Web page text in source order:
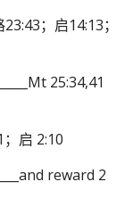
；启14:13；
25:34,41
；启 2:10
reward 2